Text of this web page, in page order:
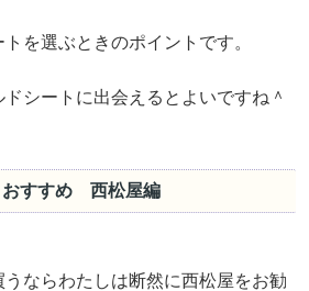
を選ぶときのポイントです。
シートに出会えるとよいですね＾
おすすめ 西松屋編
ならわたしは断然に西松屋をお勧